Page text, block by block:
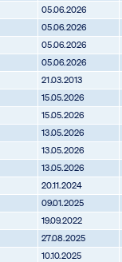
05.06.2026
05.06.2026
05.06.2026
05.06.2026
21.03.2013
15.05.2026
15.05.2026
13.05.2026
13.05.2026
13.05.2026
20.11.2024
09.01.2025
19.09.2022
27.08.2025
10.10.2025